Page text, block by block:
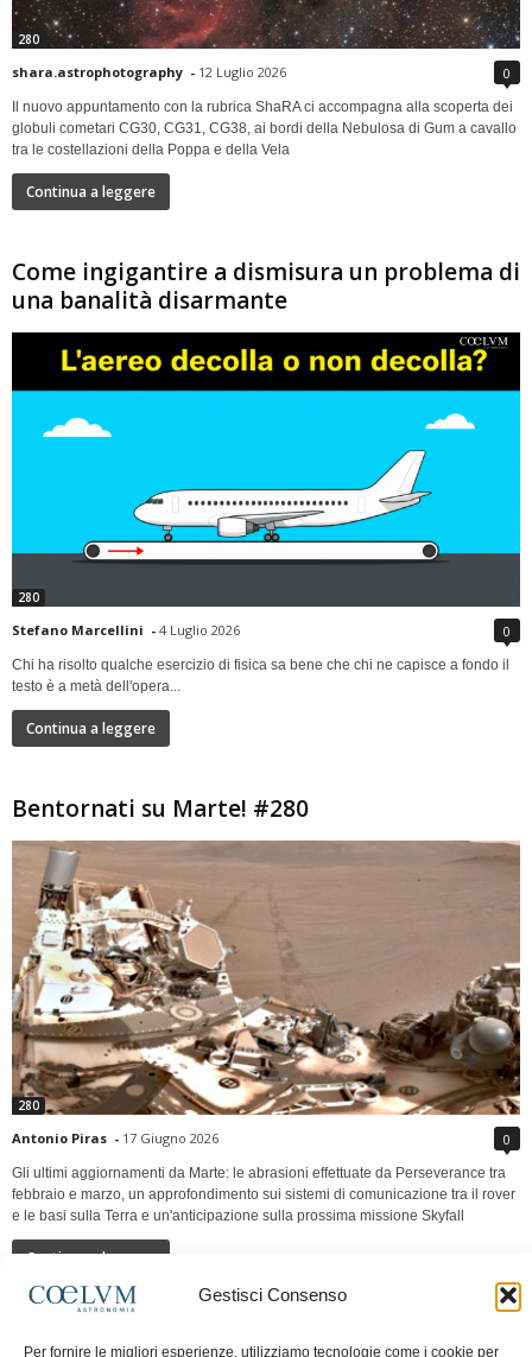
Gestisci Consenso
Per fornire le migliori esperienze, utilizziamo tecnologie come i cookie per
280
shara.astrophotography - 12 Luglio 2026 0
Il nuovo appuntamento con la rubrica ShaRA ci accompagna alla scoperta dei
globuli cometari CG30, CG31, CG38, ai bordi della Nebulosa di Gum a cavallo
tra le costellazioni della Poppa e della Vela
Continua a leggere
Come ingigantire a dismisura un problema di
una banalità disarmante
280
Stefano Marcellini - 4 Luglio 2026 0
Chi ha risolto qualche esercizio di fisica sa bene che chi ne capisce a fondo il
testo è a metà dell'opera...
Continua a leggere
Bentornati su Marte! #280
280
Antonio Piras - 17 Giugno 2026 0
Gli ultimi aggiornamenti da Marte: le abrasioni effettuate da Perseverance tra
febbraio e marzo, un approfondimento sui sistemi di comunicazione tra il rover
e le basi sulla Terra e un'anticipazione sulla prossima missione Skyfall
Continua a leggere